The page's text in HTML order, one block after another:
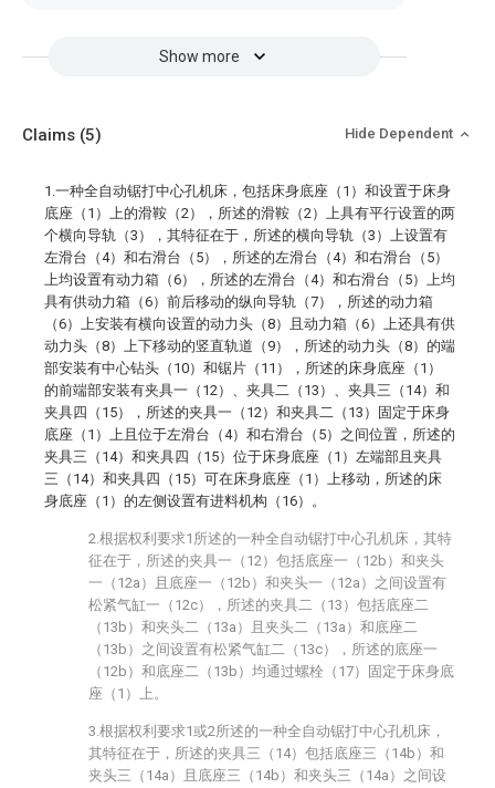
Show more
Claims (5) Hide Dependent
1.一种全自动锯打中心孔机床，包括床身底座（1）和设置于床身
底座（1）上的滑鞍（2），所述的滑鞍（2）上具有平行设置的两
个横向导轨（3），其特征在于，所述的横向导轨（3）上设置有
左滑台（4）和右滑台（5），所述的左滑台（4）和右滑台（5）
上均设置有动力箱（6），所述的左滑台（4）和右滑台（5）上均
具有供动力箱（6）前后移动的纵向导轨（7），所述的动力箱
（6）上安装有横向设置的动力头（8）且动力箱（6）上还具有供
动力头（8）上下移动的竖直轨道（9），所述的动力头（8）的端
部安装有中心钻头（10）和锯片（11），所述的床身底座（1）
的前端部安装有夹具一（12）、夹具二（13）、夹具三（14）和
夹具四（15），所述的夹具一（12）和夹具二（13）固定于床身
底座（1）上且位于左滑台（4）和右滑台（5）之间位置，所述的
夹具三（14）和夹具四（15）位于床身底座（1）左端部且夹具
三（14）和夹具四（15）可在床身底座（1）上移动，所述的床
身底座（1）的左侧设置有进料机构（16）。
2.根据权利要求1所述的一种全自动锯打中心孔机床，其特
征在于，所述的夹具一（12）包括底座一（12b）和夹头
一（12a）且底座一（12b）和夹头一（12a）之间设置有
松紧气缸一（12c），所述的夹具二（13）包括底座二
（13b）和夹头二（13a）且夹头二（13a）和底座二
（13b）之间设置有松紧气缸二（13c），所述的底座一
（12b）和底座二（13b）均通过螺栓（17）固定于床身底
座（1）上。
3.根据权利要求1或2所述的一种全自动锯打中心孔机床，
其特征在于，所述的夹具三（14）包括底座三（14b）和
夹头三（14a）且底座三（14b）和夹头三（14a）之间设